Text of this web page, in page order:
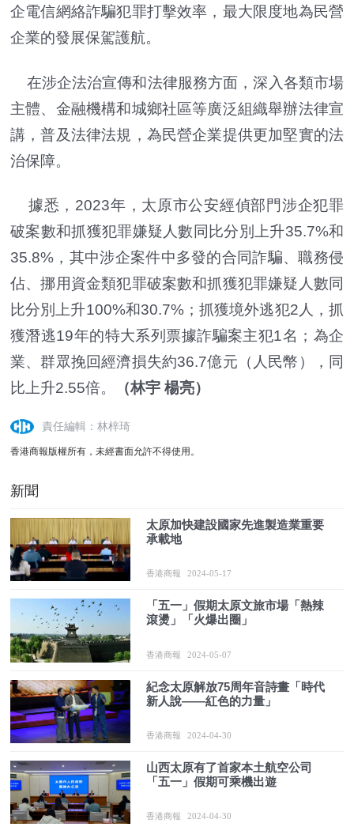
企電信網絡詐騙犯罪打擊效率，最大限度地為民營
企業的發展保駕護航。
在涉企法治宣傳和法律服務方面，深入各類市場
主體、金融機構和城鄉社區等廣泛組織舉辦法律宣
講，普及法律法規，為民營企業提供更加堅實的法
治保障。
據悉，2023年，太原市公安經偵部門涉企犯罪
破案數和抓獲犯罪嫌疑人數同比分別上升35.7%和
35.8%，其中涉企案件中多發的合同詐騙、職務侵
佔、挪用資金類犯罪破案數和抓獲犯罪嫌疑人數同
比分別上升100%和30.7%；抓獲境外逃犯2人，抓
獲潛逃19年的特大系列票據詐騙案主犯1名；為企
業、群眾挽回經濟損失約36.7億元（人民幣），同
比上升2.55倍。
（林宇 楊亮）
責任編輯：林梓琦
香港商報版權所有，未經書面允許不得使用。
新聞
太原加快建設國家先進製造業重要
承載地
香港商報 2024-05-17
「五一」假期太原文旅市場「熱辣
滾燙」「火爆出圈」
香港商報 2024-05-07
紀念太原解放75周年音詩畫「時代
新人說——紅色的力量」
香港商報 2024-04-30
山西太原有了首家本土航空公司
「五一」假期可乘機出遊
香港商報 2024-04-30